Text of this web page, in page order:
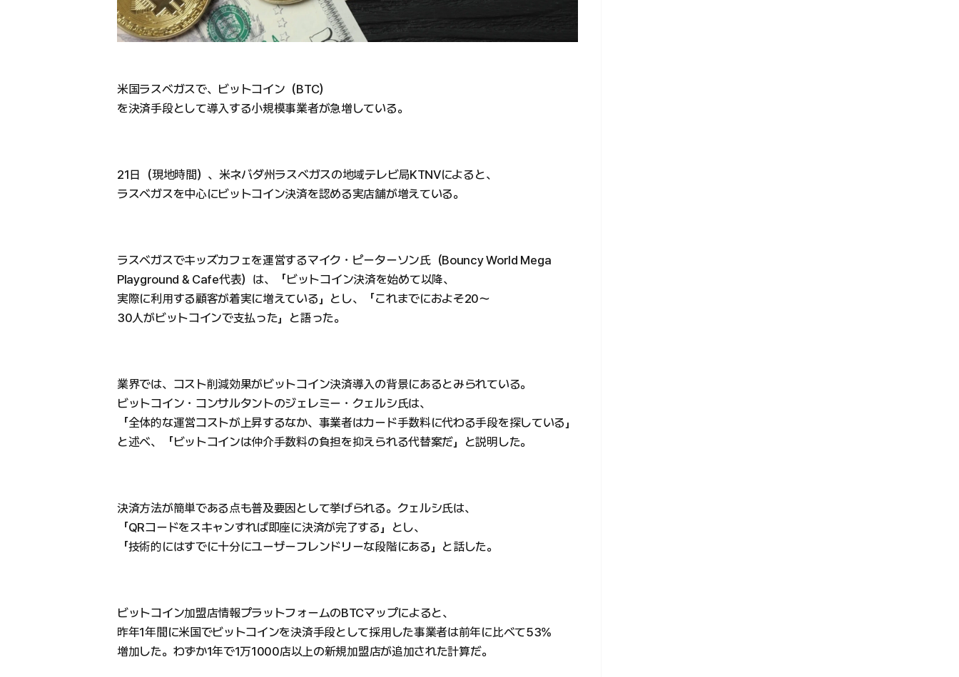
米国ラスベガスで、ビットコイン（BTC）
を決済手段として導入する小規模事業者が急増している。
21日（現地時間）、米ネバダ州ラスベガスの地域テレビ局KTNVによると、
ラスベガスを中心にビットコイン決済を認める実店舗が増えている。
ラスベガスでキッズカフェを運営するマイク・ピーターソン氏（Bouncy World Mega
Playground & Cafe代表）は、「ビットコイン決済を始めて以降、
実際に利用する顧客が着実に増えている」とし、「これまでにおよそ20～
30人がビットコインで支払った」と語った。
業界では、コスト削減効果がビットコイン決済導入の背景にあるとみられている。
ビットコイン・コンサルタントのジェレミー・クェルシ氏は、
「全体的な運営コストが上昇するなか、事業者はカード手数料に代わる手段を探している」
と述べ、「ビットコインは仲介手数料の負担を抑えられる代替案だ」と説明した。
決済方法が簡単である点も普及要因として挙げられる。クェルシ氏は、
「QRコードをスキャンすれば即座に決済が完了する」とし、
「技術的にはすでに十分にユーザーフレンドリーな段階にある」と話した。
ビットコイン加盟店情報プラットフォームのBTCマップによると、
昨年1年間に米国でビットコインを決済手段として採用した事業者は前年に比べて53%
増加した。わずか1年で1万1000店以上の新規加盟店が追加された計算だ。